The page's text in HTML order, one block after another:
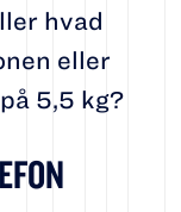
hvad
eller
5,5 kg?